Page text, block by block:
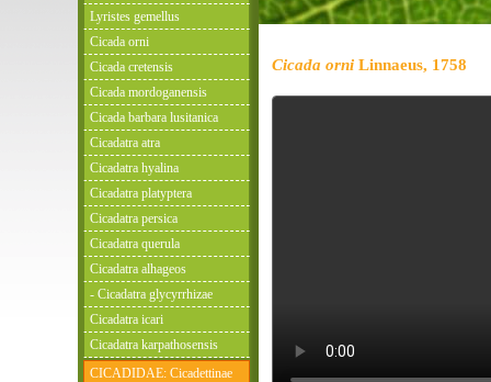
Cicada orni Linnaeus, 1758
Lyristes gemellus
Cicada orni
Cicada cretensis
Cicada mordoganensis
Cicada barbara lusitanica
Cicadatra atra
Cicadatra hyalina
Cicadatra platyptera
Cicadatra persica
Cicadatra querula
Cicadatra alhageos
- Cicadatra glycyrrhizae
Cicadatra icari
Cicadatra karpathosensis
CICADIDAE: Cicadettinae